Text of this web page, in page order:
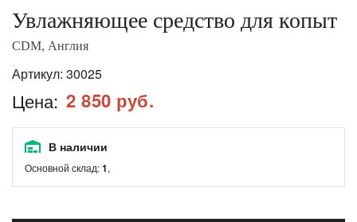
Увлажняющее средство для копыт
CDM, Англия
Артикул: 30025
Цена: 2 850 руб.
В наличии
Основной склад:1,